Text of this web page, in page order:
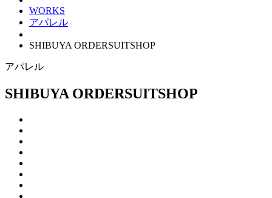
WORKS
アパレル
SHIBUYA ORDERSUITSHOP
アパレル
SHIBUYA ORDERSUITSHOP